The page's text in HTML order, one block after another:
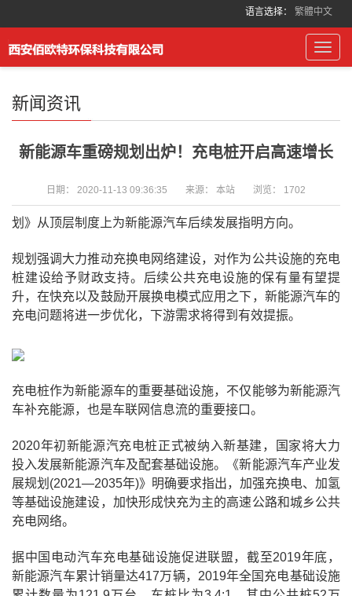
语言选择： 繁體中文
新闻资讯
新能源车重磅规划出炉！充电桩开启高速增长
日期： 2020-11-13 09:36:35 来源： 本站 浏览： 1702
划》从顶层制度上为新能源汽车后续发展指明方向。
规划强调大力推动充换电网络建设，对作为公共设施的充电
桩建设给予财政支持。后续公共充电设施的保有量有望提
升，在快充以及鼓励开展换电模式应用之下，新能源汽车的
充电问题将进一步优化，下游需求将得到有效提振。
充电桩作为新能源车的重要基础设施，不仅能够为新能源汽
车补充能源，也是车联网信息流的重要接口。
2020年初新能源汽充电桩正式被纳入新基建，国家将大力
投入发展新能源汽车及配套基础设施。《新能源汽车产业发
展规划(2021—2035年)》明确要求指出，加强充换电、加氢
等基础设施建设，加快形成快充为主的高速公路和城乡公共
充电网络。
据中国电动汽车充电基础设施促进联盟，截至2019年底，
新能源汽车累计销量达417万辆，2019年全国充电基础设施